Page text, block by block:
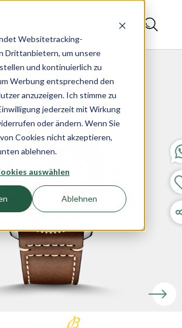
Websitetracking-
Drittanbietern, um unsere
und kontinuierlich zu
Werbung entsprechend den
anzuzeigen. Ich stimme zu
jederzeit mit Wirkung
oder ändern. Wenn Sie
Cookies nicht akzeptieren,
ablehnen.
auswählen
Ablehnen